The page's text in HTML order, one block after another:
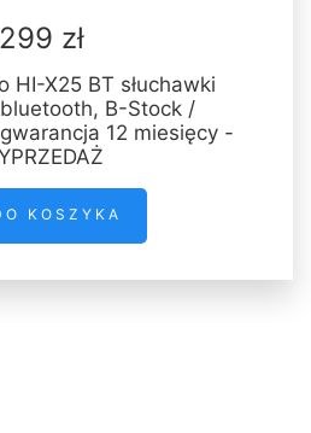
299 zł
HI-X25 BT słuchawki
B-Stock /
12 miesięcy -
KOSZYKA